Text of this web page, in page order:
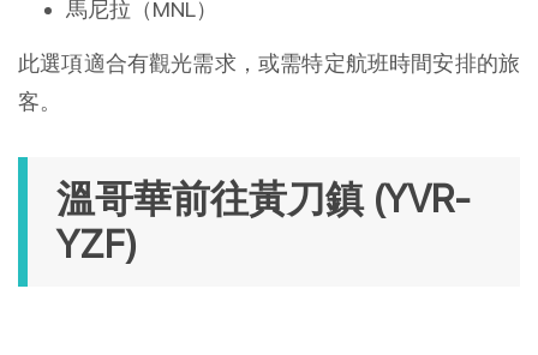
馬尼拉（MNL）
此選項適合有觀光需求，或需特定航班時間安排的旅
客。
溫哥華前往黃刀鎮 (YVR-
YZF)